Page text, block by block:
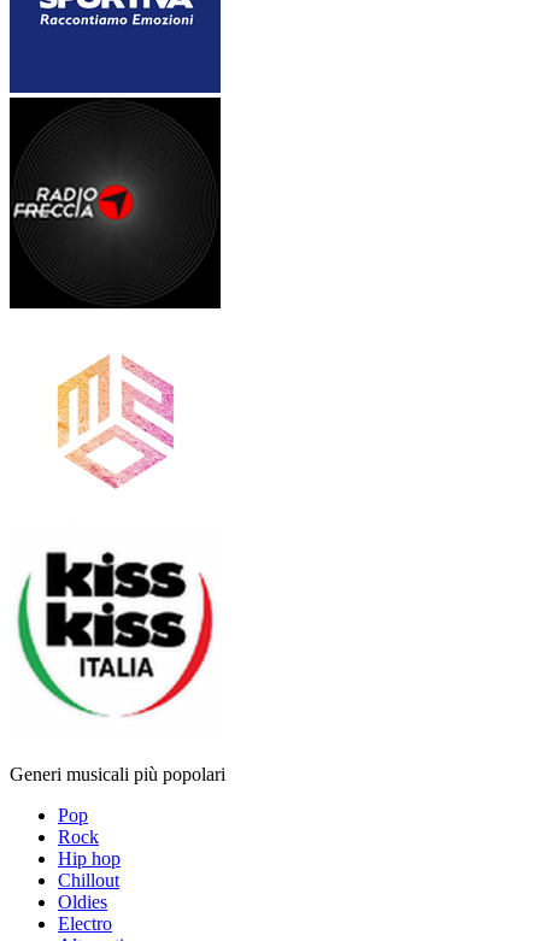
Generi musicali più popolari
Pop
Rock
Hip hop
Chillout
Oldies
Electro